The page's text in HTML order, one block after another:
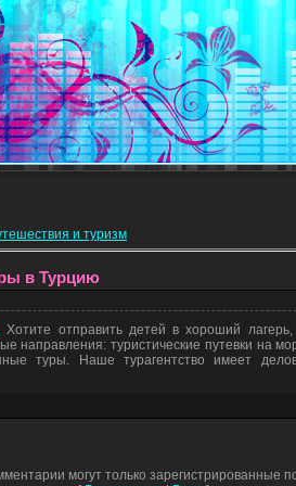
и туризм
в Турцию
Хотите отправить детей в хороший
направления: туристические путевки на
туры. Наше турагентство имеет
могут только зарегистрированные